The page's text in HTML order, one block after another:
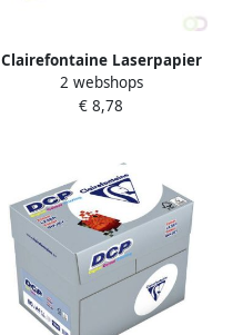
Clairefontaine Laserpapier
DCP Green A4 90gr wit 500
vel
2 webshops
€ 8,78